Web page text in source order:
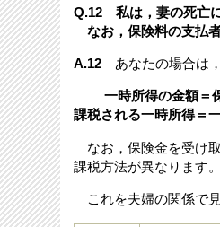
Q.12 私は，妻の死亡
なお，保険料の支払
A.12 あなたの場合は，
一時所得の金額＝
課税される一時所得＝
なお，保険金を受け
課税方法が異なります。
これを夫婦の関係で